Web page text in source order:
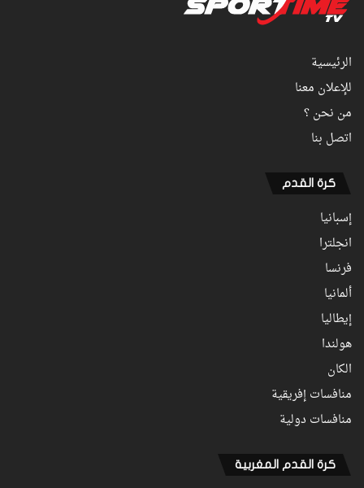
الرئيسية
للإعلان معنا
من نحن ؟
اتصل بنا
كرة القدم
إسبانيا
انجلترا
فرنسا
ألمانيا
إيطاليا
هولندا
الكان
منافسات إفريقية
منافسات دولية
كرة القدم المغربية